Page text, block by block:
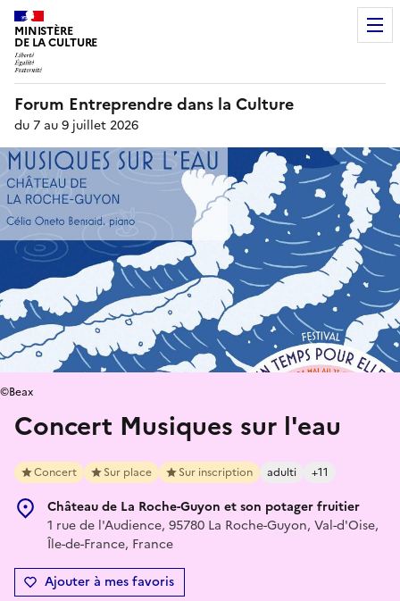
MINISTÈRE
DE LA CULTURE
Forum Entreprendre dans la Culture
du 7 au 9 juillet 2026
Concert Musiques sur l'eau
Concert Sur place Sur inscription adulti +11
Château de La Roche-Guyon et son potager fruitier
1 rue de l'Audience, 95780 La Roche-Guyon, Val-d'Oise,
Île-de-France, France
Ajouter à mes favoris
©Beax